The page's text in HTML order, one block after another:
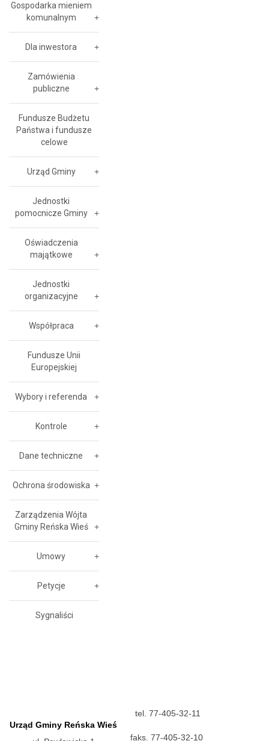
Gospodarka mieniem
komunalnym
Dla inwestora
Zamówienia
publiczne
Fundusze Budżetu
Państwa i fundusze
celowe
Urząd Gminy
Jednostki
pomocnicze Gminy
Oświadczenia
majątkowe
Jednostki
organizacyjne
Współpraca
Fundusze Unii
Europejskiej
Wybory i referenda
Kontrole
Dane techniczne
Ochrona środowiska
Zarządzenia Wójta
Gminy Reńska Wieś
Umowy
Petycje
Sygnaliści
Urząd Gminy Reńska Wieś
tel. 77-405-32-11
faks. 77-405-32-10